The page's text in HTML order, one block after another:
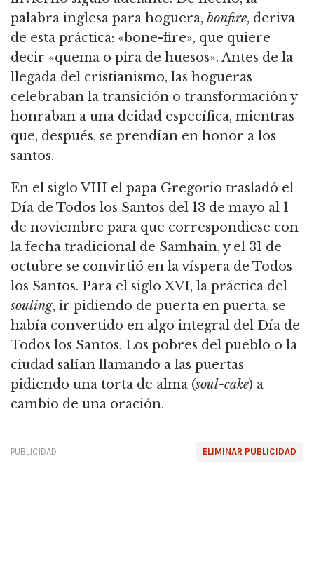
palabra inglesa para hoguera, bonfire, deriva
de esta práctica: «bone-fire», que quiere
decir «quema o pira de huesos». Antes de la
llegada del cristianismo, las hogueras
celebraban la transición o transformación y
honraban a una deidad específica, mientras
que, después, se prendían en honor a los
santos.
En el siglo VIII el papa Gregorio trasladó el
Día de Todos los Santos del 13 de mayo al 1
de noviembre para que correspondiese con
la fecha tradicional de Samhain, y el 31 de
octubre se convirtió en la víspera de Todos
los Santos. Para el siglo XVI, la práctica del
souling, ir pidiendo de puerta en puerta, se
había convertido en algo integral del Día de
Todos los Santos. Los pobres del pueblo o la
ciudad salían llamando a las puertas
pidiendo una torta de alma (soul-cake) a
cambio de una oración.
ELIMINAR PUBLICIDAD
PUBLICIDAD